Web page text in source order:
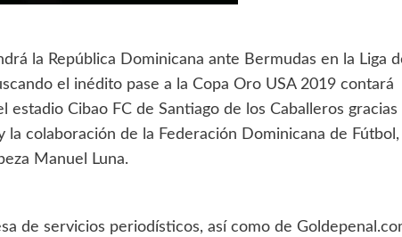
la República Dominicana ante Bermudas en la Liga
el inédito pase a la Copa Oro USA 2019 contará
Cibao FC de Santiago de los Caballeros gracias
la colaboración de la Federación Dominicana de Fútbol,
Manuel Luna.
de servicios periodísticos, así como de